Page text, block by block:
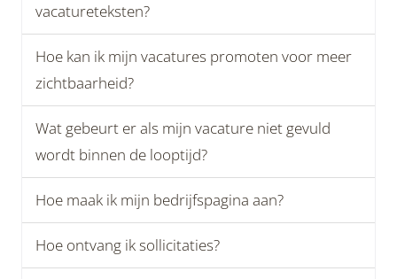
vacatureteksten?
Hoe kan ik mijn vacatures promoten voor meer
zichtbaarheid?
Wat gebeurt er als mijn vacature niet gevuld
wordt binnen de looptijd?
Hoe maak ik mijn bedrijfspagina aan?
Hoe ontvang ik sollicitaties?